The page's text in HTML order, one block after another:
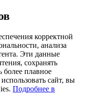
корректной
анализа
Эти данные
сохранять
более плавное
сайт, вы
Подробнее в